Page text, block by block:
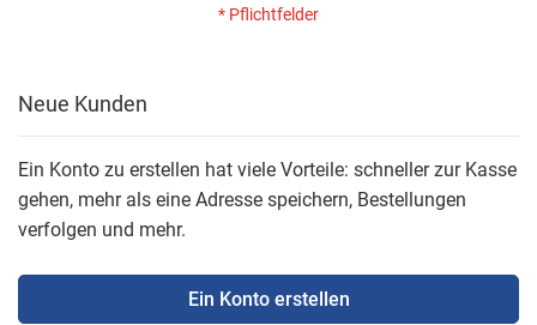
Neue Kunden
Ein Konto zu erstellen hat viele Vorteile: schneller zur Kasse
gehen, mehr als eine Adresse speichern, Bestellungen
verfolgen und mehr.
Ein Konto erstellen